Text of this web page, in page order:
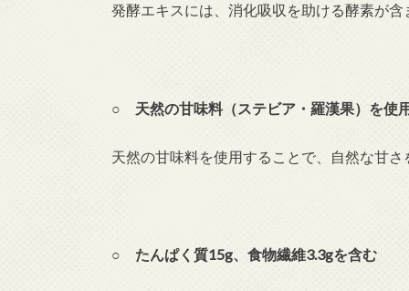
発酵エキスには、消化吸収を助ける酵素が
○ 天然の甘味料（ステビア・羅漢果）を使
天然の甘味料を使用することで、自然な甘
○ たんぱく質15g、食物繊維3.3gを含む